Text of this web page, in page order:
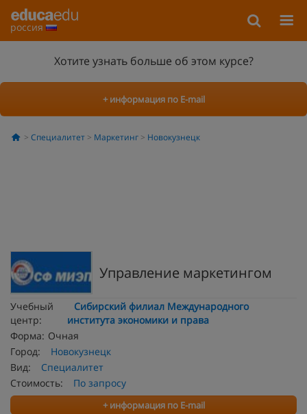
россия
Хотите узнать больше об этом курсе?
+ информация по E-mail
Специалитет Маркетинг Новокузнецк
Управление маркетингом
Учебный
центр:
Сибирский филиал Международного
института экономики и права
Форма: Очная
Город:
Новокузнецк
Вид:
Специалитет
Стоимость:
По запросу
+ информация по E-mail